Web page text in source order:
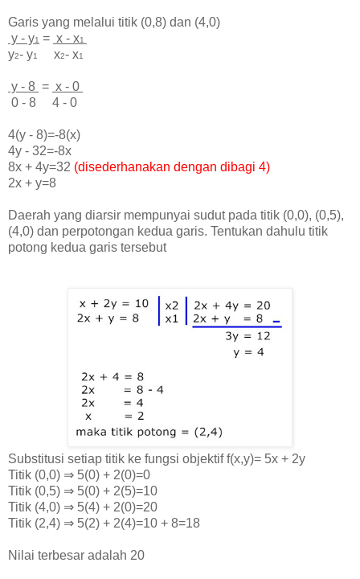
Garis yang melalui titik (0,8) dan (4,0)
y - y1 = x - x1
y2- y1 x2- x1
y - 8 = x - 0
0 - 8 4 - 0
4(y - 8)=-8(x)
4y - 32=-8x
8x + 4y=32 (disederhanakan dengan dibagi 4)
2x + y=8
Daerah yang diarsir mempunyai sudut pada titik (0,0), (0,5),
(4,0) dan perpotongan kedua garis. Tentukan dahulu titik
potong kedua garis tersebut
Substitusi setiap titik ke fungsi objektif f(x,y)= 5x + 2y
Titik (0,0) ⇒ 5(0) + 2(0)=0
Titik (0,5) ⇒ 5(0) + 2(5)=10
Titik (4,0) ⇒ 5(4) + 2(0)=20
Titik (2,4) ⇒ 5(2) + 2(4)=10 + 8=18
Nilai terbesar adalah 20